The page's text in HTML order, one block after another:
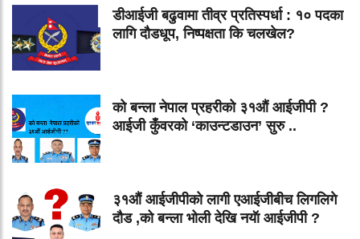
डीआईजी बढुवामा तीव्र प्रतिस्पर्धा : १० पदका
लागि दौडधूप, निष्पक्षता कि चलखेल?
को बन्ला नेपाल प्रहरीको ३१औं आईजीपी ?
आईजी कुँवरको ‘काउन्टडाउन’ सुरु ..
३१औं आईजीपीको लागी एआईजीबीच लिगलिगे
दौड ,को बन्ला भोली देखि नयॅा आईजीपी ?